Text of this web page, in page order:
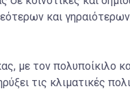
και
με τον πολυποίκιλο
τις κλιματικές